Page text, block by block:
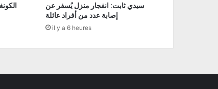
سيدي ثابت: انفجار منزل يُسفر عن
إصابة عدد من أفراد عائلة
il y a 6 heures